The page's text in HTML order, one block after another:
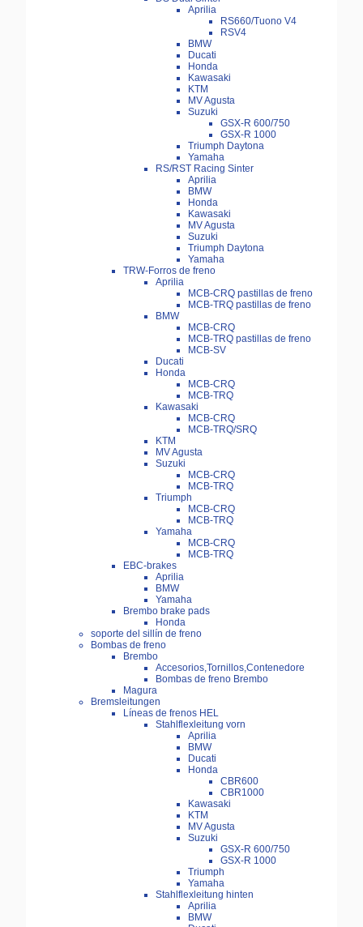
Aprilia
RS660/Tuono V4
RSV4
BMW
Ducati
Honda
Kawasaki
KTM
MV Agusta
Suzuki
GSX-R 600/750
GSX-R 1000
Triumph Daytona
Yamaha
RS/RST Racing Sinter
Aprilia
BMW
Honda
Kawasaki
MV Agusta
Suzuki
Triumph Daytona
Yamaha
TRW-Forros de freno
Aprilia
MCB-CRQ pastillas de freno
MCB-TRQ pastillas de freno
BMW
MCB-CRQ
MCB-TRQ pastillas de freno
MCB-SV
Ducati
Honda
MCB-CRQ
MCB-TRQ
Kawasaki
MCB-CRQ
MCB-TRQ/SRQ
KTM
MV Agusta
Suzuki
MCB-CRQ
MCB-TRQ
Triumph
MCB-CRQ
MCB-TRQ
Yamaha
MCB-CRQ
MCB-TRQ
EBC-brakes
Aprilia
BMW
Yamaha
Brembo brake pads
Honda
soporte del sillín de freno
Bombas de freno
Brembo
Accesorios,Tornillos,Contenedore
Bombas de freno Brembo
Magura
Bremsleitungen
Líneas de frenos HEL
Stahlflexleitung vorn
Aprilia
BMW
Ducati
Honda
CBR600
CBR1000
Kawasaki
KTM
MV Agusta
Suzuki
GSX-R 600/750
GSX-R 1000
Triumph
Yamaha
Stahlflexleitung hinten
Aprilia
BMW